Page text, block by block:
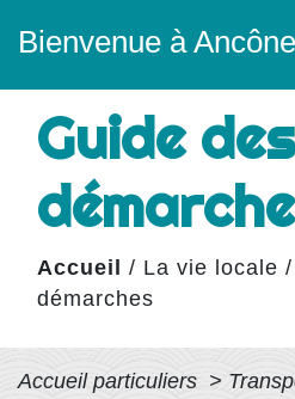
Bienvenue à Ancône
Guide des
Accueil / La vie locale /
démarches
Accueil particuliers >